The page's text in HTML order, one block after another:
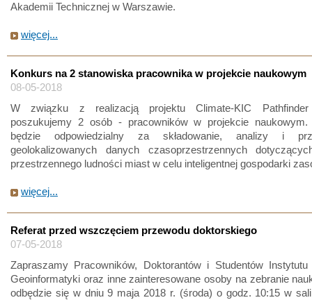
Akademii Technicznej w Warszawie.
więcej...
Konkurs na 2 stanowiska pracownika w projekcie naukowym
08-05-2018
W związku z realizacją projektu Climate-KIC Pathfinder
poszukujemy 2 osób - pracowników w projekcie naukowym.
będzie odpowiedzialny za składowanie, analizy i
geolokalizowanych danych czasoprzestrzennych
przestrzennego ludności miast w celu inteligentnej gospodarki
więcej...
Referat przed wszczęciem przewodu doktorskiego
07-05-2018
Zapraszamy Pracowników, Doktorantów i Studentów
Geoinformatyki oraz inne zainteresowane osoby na zebranie
odbędzie się w dniu 9 maja 2018 r. (środa) o godz. 10:15 w